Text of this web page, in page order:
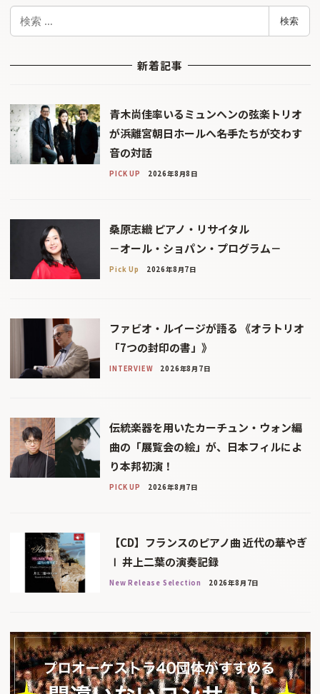
検
検索
新着記事
青木尚佳率いるミュンヘンの弦楽トリオ
が浜離宮朝日ホールへ――名手たちが交わす
音の対話
PICK UP 2026年8月8日
桑原志織 ピアノ・リサイタル
－オール・ショパン・プログラム－
Pick Up 2026年8月7日
ファビオ・ルイージが語る 《オラトリオ
「7つの封印の書」》
INTERVIEW 2026年8月7日
伝統楽器を用いたカーチュン・ウォン編
曲の「展覧会の絵」が、日本フィルによ
り本邦初演！
PICK UP 2026年8月7日
【CD】フランスのピアノ曲 近代の華やぎ
Ⅰ 井上二葉の演奏記録
New Release Selection 2026年8月7日